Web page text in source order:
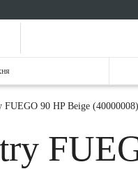
90 HP Beige (40000008)